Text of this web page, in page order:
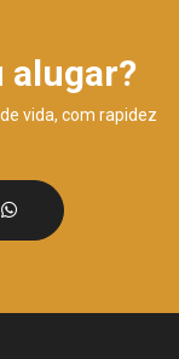
alugar?
vida, com rapidez